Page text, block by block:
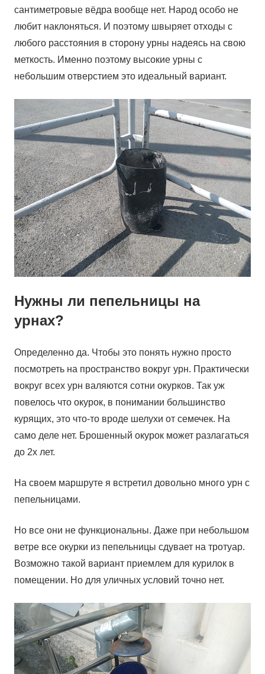
сантиметровые вёдра вообще нет. Народ особо не
любит наклоняться. И поэтому швыряет отходы с
любого расстояния в сторону урны надеясь на свою
меткость. Именно поэтому высокие урны с
небольшим отверстием это идеальный вариант.
Нужны ли пепельницы на
урнах?
Определенно да. Чтобы это понять нужно просто
посмотреть на пространство вокруг урн. Практически
вокруг всех урн валяются сотни окурков. Так уж
повелось что окурок, в понимании большинство
курящих, это что-то вроде шелухи от семечек. На
само деле нет. Брошенный окурок может разлагаться
до 2х лет.
На своем маршруте я встретил довольно много урн с
пепельницами.
Но все они не функциональны. Даже при небольшом
ветре все окурки из пепельницы сдувает на тротуар.
Возможно такой вариант приемлем для курилок в
помещении. Но для уличных условий точно нет.